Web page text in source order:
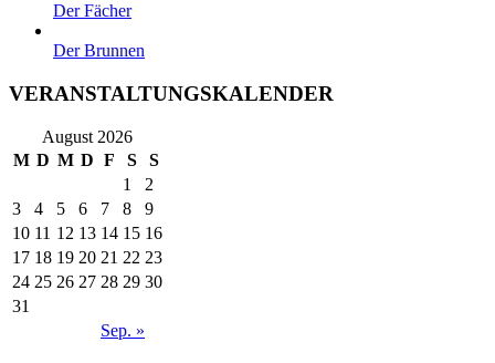
Der Fächer
Der Brunnen
VERANSTALTUNGSKALENDER
August 2026
M D M D F S S
Sep. »
1
2
3
4 5 6 7 8
9
10 11 12 13 14 15 16
17 18 19 20 21 22 23
24 25 26 27 28 29 30
31